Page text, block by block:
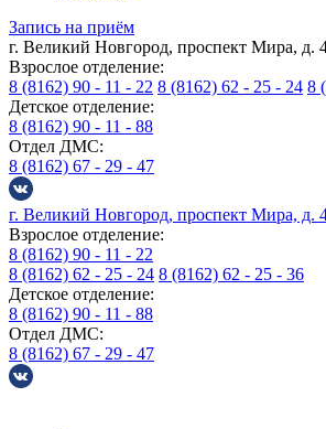
Запись на приём
г. Великий Новгород, проспект Мира, д.
Взрослое отделение:
8 (8162) 90 - 11 - 22 8 (8162) 62 - 25 - 24 8
Детское отделение:
8 (8162) 90 - 11 - 88
Отдел ДМС:
8 (8162) 67 - 29 - 47
г. Великий Новгород, проспект Мира, д.
Взрослое отделение:
8 (8162) 90 - 11 - 22
8 (8162) 62 - 25 - 24 8 (8162) 62 - 25 - 36
Детское отделение:
8 (8162) 90 - 11 - 88
Отдел ДМС:
8 (8162) 67 - 29 - 47